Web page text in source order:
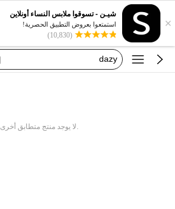
×
شيـن - تسوقوا ملابس النساء أونلاين
استمتعوا بعروض التطبيق الحصرية!
(10,830)
motf
فستان يخفي الكرش
dazy
.لا يوجد منتج متطابق أخرى